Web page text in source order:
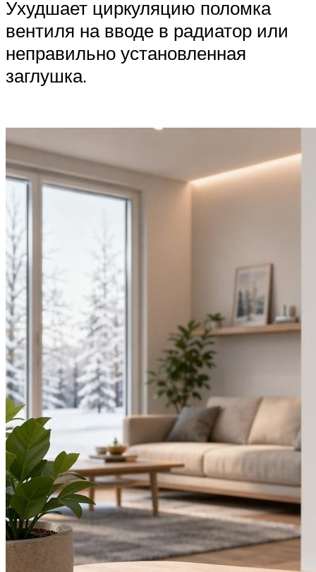
Ухудшает циркуляцию поломка
вентиля на вводе в радиатор или
неправильно установленная
заглушка.